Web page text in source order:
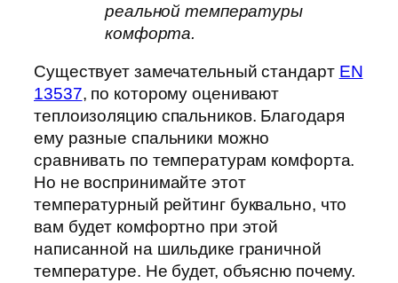
реальной температуры
комфорта.
Существует замечательный стандарт EN
13537, по которому оценивают
теплоизоляцию спальников. Благодаря
ему разные спальники можно
сравнивать по температурам комфорта.
Но не воспринимайте этот
температурный рейтинг буквально, что
вам будет комфортно при этой
написанной на шильдике граничной
температуре. Не будет, объясню почему.